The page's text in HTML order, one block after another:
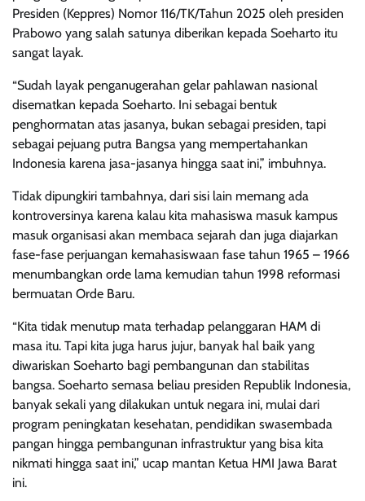
Presiden (Keppres) Nomor 116/TK/Tahun 2025 oleh presiden
Prabowo yang salah satunya diberikan kepada Soeharto itu
sangat layak.
“Sudah layak penganugerahan gelar pahlawan nasional
disematkan kepada Soeharto. Ini sebagai bentuk
penghormatan atas jasanya, bukan sebagai presiden, tapi
sebagai pejuang putra Bangsa yang mempertahankan
Indonesia karena jasa-jasanya hingga saat ini,” imbuhnya.
Tidak dipungkiri tambahnya, dari sisi lain memang ada
kontroversinya karena kalau kita mahasiswa masuk kampus
masuk organisasi akan membaca sejarah dan juga diajarkan
fase-fase perjuangan kemahasiswaan fase tahun 1965 – 1966
menumbangkan orde lama kemudian tahun 1998 reformasi
bermuatan Orde Baru.
“Kita tidak menutup mata terhadap pelanggaran HAM di
masa itu. Tapi kita juga harus jujur, banyak hal baik yang
diwariskan Soeharto bagi pembangunan dan stabilitas
bangsa. Soeharto semasa beliau presiden Republik Indonesia,
banyak sekali yang dilakukan untuk negara ini, mulai dari
program peningkatan kesehatan, pendidikan swasembada
pangan hingga pembangunan infrastruktur yang bisa kita
nikmati hingga saat ini,” ucap mantan Ketua HMI Jawa Barat
ini.